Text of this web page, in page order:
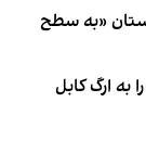
«به سطح
به ارگ کابل